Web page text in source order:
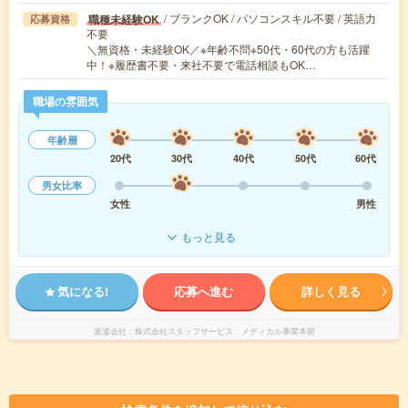
応募資格 職種未経験OK / ブランクOK / パソコンスキル不要 / 英語力
不要
＼無資格・未経験OK／※年齢不問※50代・60代の方も活躍
中！※履歴書不要・来社不要で電話相談もOK…
職場の雰囲気
年齢層
20代
30代 40代 50代
60代
男女比率
女性
男性
もっと見る
気になる! 応募へ進む 詳しく見る
派遣会社 株式会社スタッフサービス メディカル事業本部